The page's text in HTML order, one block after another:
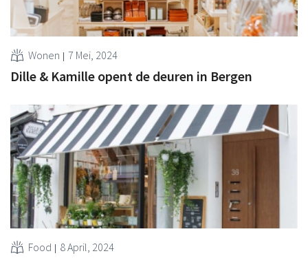
Wonen 7 Mei, 2024
Dille & Kamille opent de deuren in Bergen
Food 8 April, 2024